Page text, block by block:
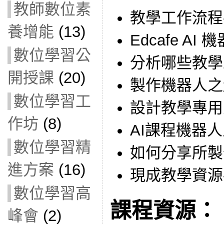
教師數位素
養增能 (13)
數位學習公
開授課 (20)
數位學習工
作坊 (8)
數位學習精
進方案 (16)
數位學習高
峰會 (2)
教學工作流
Edcafe AI 機
分析哪些教
製作機器人
設計教學專
AI課程機器
如何分享所
現成教學資
課程資源：